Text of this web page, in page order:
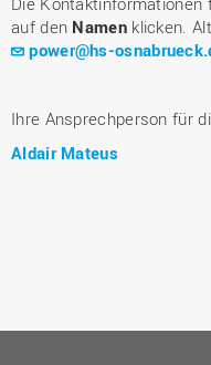
auf den Namenklicken.
power@hs-
Ihre Ansprechperson für
Aldair Mateus